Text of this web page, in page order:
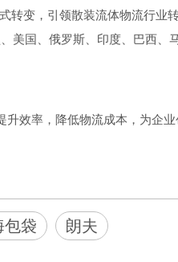
转变，引领散装流体物流行业
美国、俄罗斯、印度、巴西、
效率，降低物流成本，为企业
包袋 朗夫